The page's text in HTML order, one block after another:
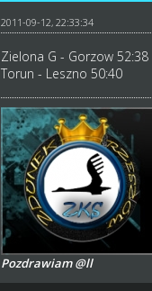
2011-09-12, 22:33:34
Zielona G - Gorzow 52:38
Torun - Leszno 50:40
Pozdrawiam @ll